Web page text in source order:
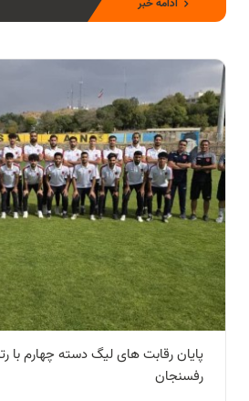
پایان رقابت های لیگ دسته چهارم
رفسنجان